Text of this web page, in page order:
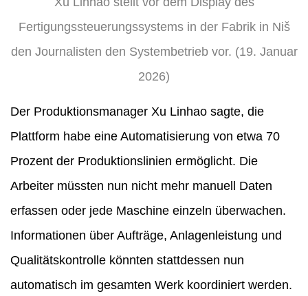
Fertigungssteuerungssystems in der Fabrik in Niš
den Journalisten den Systembetrieb vor. (19. Januar
2026)
Der Produktionsmanager Xu Linhao sagte, die
Plattform habe eine Automatisierung von etwa 70
Prozent der Produktionslinien ermöglicht. Die
Arbeiter müssten nun nicht mehr manuell Daten
erfassen oder jede Maschine einzeln überwachen.
Informationen über Aufträge, Anlagenleistung und
Qualitätskontrolle könnten stattdessen nun
automatisch im gesamten Werk koordiniert werden.